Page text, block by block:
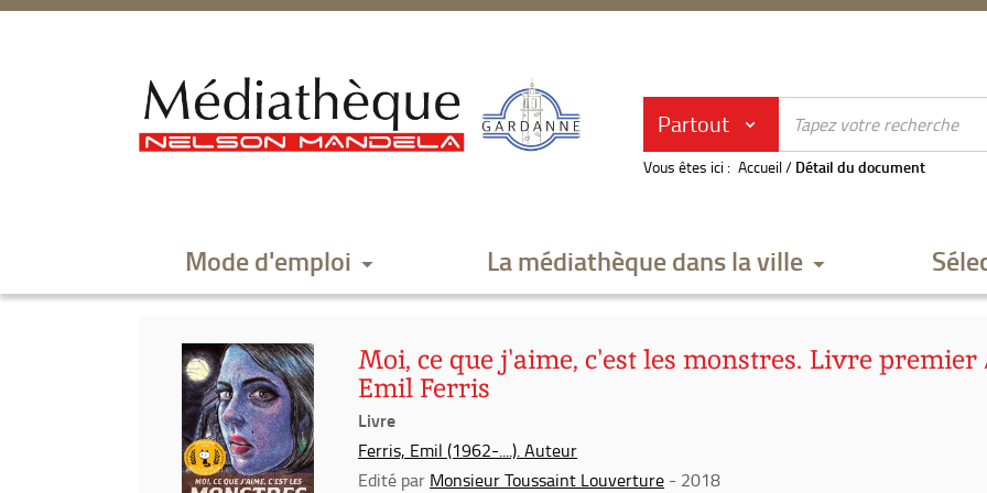
recherche
Partout
Vous êtes ici : Accueil/ Détail du document
Mode d'emploi La médiathèque dans la ville
Moi, ce que j'aime, c'est les monstres. Livre premier
Emil Ferris
Livre
Ferris, Emil (1962-....). Auteur
Edité par Monsieur Toussaint Louverture - 2018